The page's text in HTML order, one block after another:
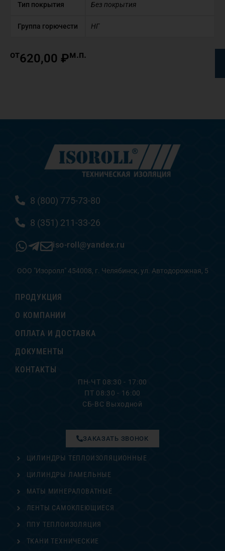
Тип покрытия Без покрытия
Группа горючести НГ
от620,00 ₽м.п.
8 (800) 775-73-80
8 (351) 211-33-26
iso-roll@yandex.ru
ООО "Изоролл" 454008, г. Челябинск, ул. Автодорожная, 5
ПРОДУКЦИЯ
О КОМПАНИИ
ОПЛАТА И ДОСТАВКА
ДОКУМЕНТЫ
КОНТАКТЫ
ПН-ЧТ 08:30 - 17:00
ПТ 08:30 - 16:00
СБ-ВС Выходной
ЦИЛИНДРЫ ТЕПЛОИЗОЛЯЦИОННЫЕ
ЦИЛИНДРЫ ЛАМЕЛЬНЫЕ
МАТЫ МИНЕРАЛОВАТНЫЕ
ЛЕНТЫ САМОКЛЕЮЩИЕСЯ
ППУ ТЕПЛОИЗОЛЯЦИЯ
ТКАНИ ТЕХНИЧЕСКИЕ
ЗАКАЗАТЬ ЗВОНОК